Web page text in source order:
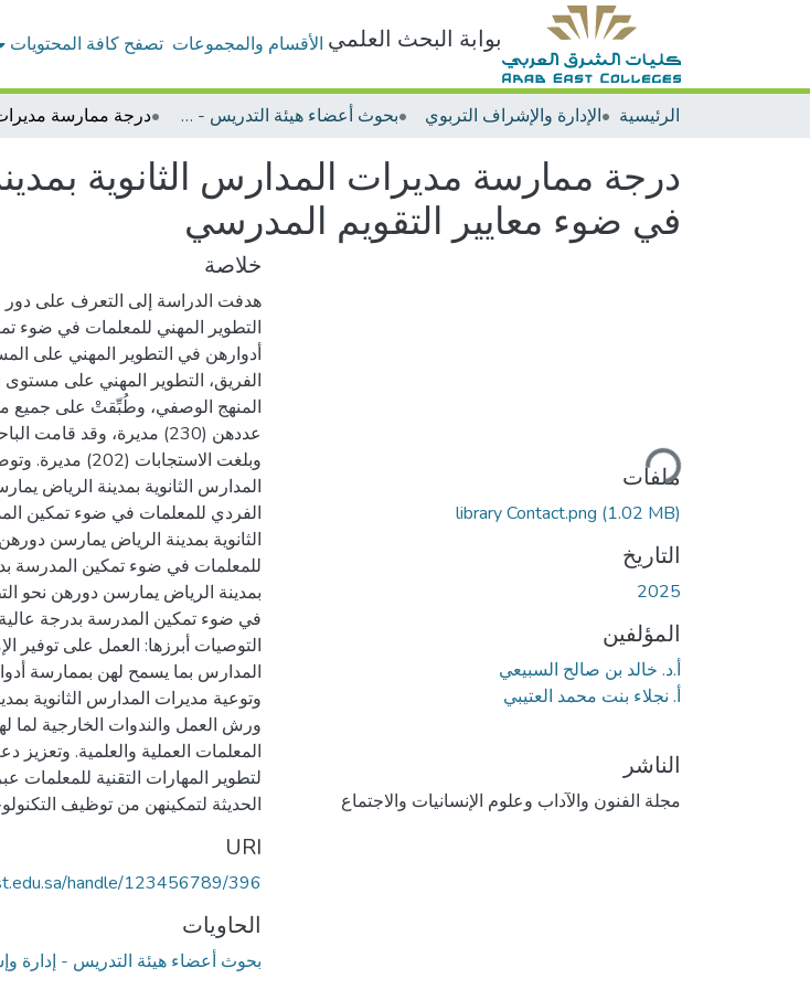
بوابة البحث العلمي الأقسام والمجموعات تصفح كافة المحتويات
الرئيسية الإدارة والإشراف التربوي بحوث أعضاء هيئة التدريس - إدارة وإشراف تربوي
درجة ممارسة مديرات المدارس الثانوية
في ضوء معايير التقويم المدرسي
جاري التحميل...
ملفات
library Contact.png (1.02 MB)
التاريخ
2025
المؤلفين
أ.د. خالد بن صالح السبيعي
أ. نجلاء بنت محمد العتيبي
الناشر
مجلة الفنون والآداب وعلوم الإنسانيات والاجتماع
خلاصة
هدفت الدراسة إلى التعرف على دور
التطوير المهني للمعلمات في ضوء
أدوارهن في التطوير المهني على
الفريق، التطوير المهني على
المنهج الوصفي، وطُبِّقتْ على جميع
عددهن (230) مديرة، وقد
وبلغت
المدارس الثانوية بمدينة الرياض
الفردي للمعلمات في ضوء تمكين
الثانوية بمدينة الرياض يمارسن
للمعلمات في ضوء تمكين المدرسة
بمدينة الرياض يمارسن دورهن نحو
في ضوء تمكين المدرسة بدرجة
التوصيات أبرزها: العمل على توفير
المدارس بما يسمح لهن بممارسة
وتوعية مديرات المدارس الثانوية
ورش العمل والندوات الخارجية
المعلمات العملية والعلمية. وتعزيز
لتطوير المهارات التقنية للمعلمات
الحديثة لتمكينهن من توظيف
URI
handle/123456789/396
الحاويات
بحوث أعضاء هيئة التدريس - إدارة